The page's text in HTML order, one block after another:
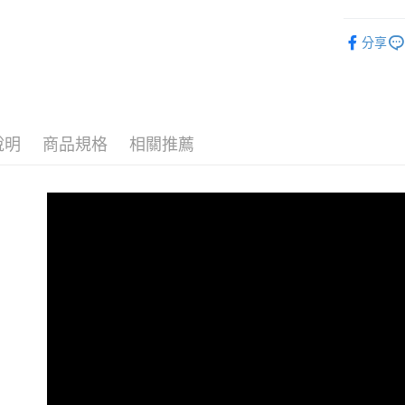
宅配分享
明 商品規格 相關推薦